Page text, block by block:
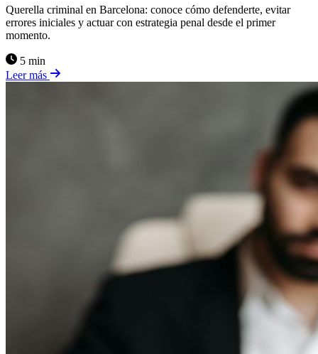
Querella criminal en Barcelona: conoce cómo defenderte, evitar
errores iniciales y actuar con estrategia penal desde el primer
momento.
5 min
Leer más